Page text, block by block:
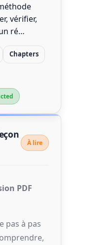
vérifier,
ré…
Chapters
À lire
PDF
pas à pas